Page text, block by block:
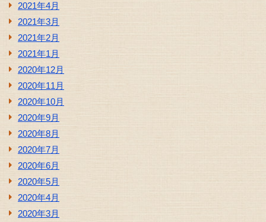
2021年4月
2021年3月
2021年2月
2021年1月
2020年12月
2020年11月
2020年10月
2020年9月
2020年8月
2020年7月
2020年6月
2020年5月
2020年4月
2020年3月